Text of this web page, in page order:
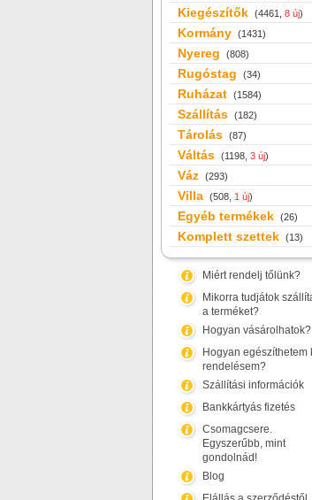
Kiegészítők (4461, 8 új)
Kormány (1431)
Nyereg (808)
Rugóstag (34)
Ruházat (1584)
Szállítás (182)
Tárolás (87)
Váltás (1198, 3 új)
Váz (293)
Villa (508, 1 új)
Egyéb termékek (26)
Komplett szettek (13)
Miért rendelj tőlünk?
Mikorra tudjátok
a terméket?
Hogyan vásárolhatok?
Hogyan egészíthetem
rendelésem?
Szállítási információk
Bankkártyás fizetés
Csomagcsere.
Egyszerűbb, mint
gondolnád!
Blog